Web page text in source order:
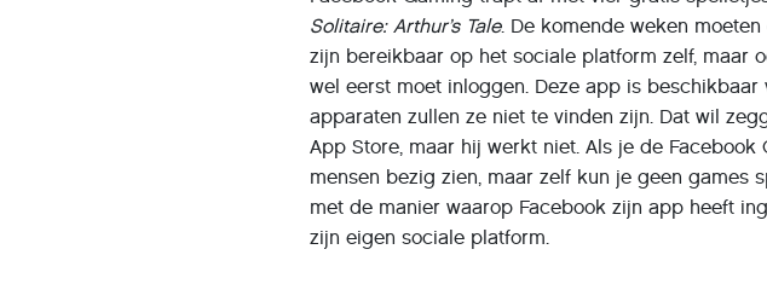
Solitaire: Arthur’s Tale. De komende weken
zijn bereikbaar op het sociale platform zelf, maar
wel eerst moet inloggen. Deze app is
apparaten zullen ze niet te vinden zijn. Dat wil
App Store, maar hij werkt niet. Als je de
mensen bezig zien, maar zelf kun je geen games
met de manier waarop Facebook zijn app heeft
zijn eigen sociale platform.